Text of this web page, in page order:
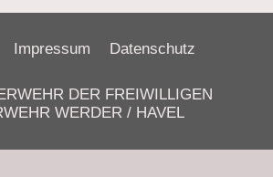
Impressum Datenschutz
DER FREIWILLIGEN
WERDER / HAVEL